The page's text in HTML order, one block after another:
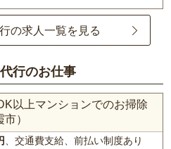
の求人一覧を見る
行のお仕事
以上マンションでのお掃除
）
、交通費支給、前払い制度あり